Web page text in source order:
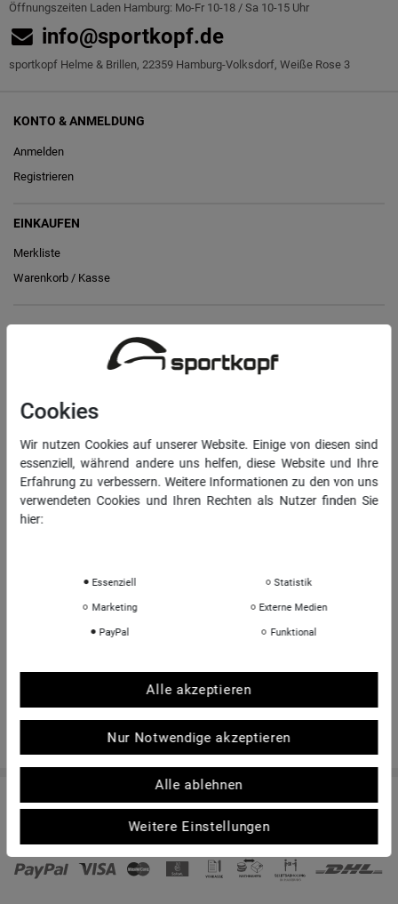
Öffnungszeiten Laden Hamburg: Mo-Fr 10-18 / Sa 10-15 Uhr
info@sportkopf.de
sportkopf Helme & Brillen, 22359 Hamburg-Volksdorf, Weiße Rose 3
KONTO & ANMELDUNG
Anmelden
Registrieren
EINKAUFEN
Merkliste
Warenkorb / Kasse
Impressum
Hinweise zur Batterieentsorgung
colornativ /
Cookies
Wir nutzen Cookies auf unserer Website. Einige von diesen sind
essenziell, während andere uns helfen, diese Website und Ihre
Erfahrung zu verbessern. Weitere Informationen zu den von uns
verwendeten Cookies und Ihren Rechten als Nutzer finden Sie
hier:
Essenziell Statistik
Marketing Externe Medien
PayPal Funktional
Alle akzeptieren
Nur Notwendige akzeptieren
Alle ablehnen
Weitere Einstellungen